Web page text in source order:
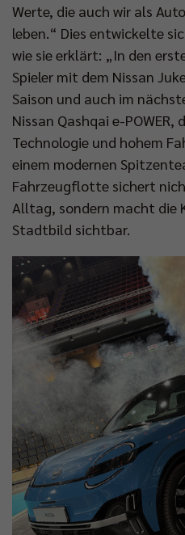
Werte, die auch wir als
leben.“ Dies entwickelte
wie sie erklärt: „In den
Spieler mit dem Nissan
Saison und auch im
Nissan Qashqai e-
Technologie und hohem
einem modernen
Fahrzeugflotte sichert
Alltag, sondern macht die
Stadtbild sichtbar.